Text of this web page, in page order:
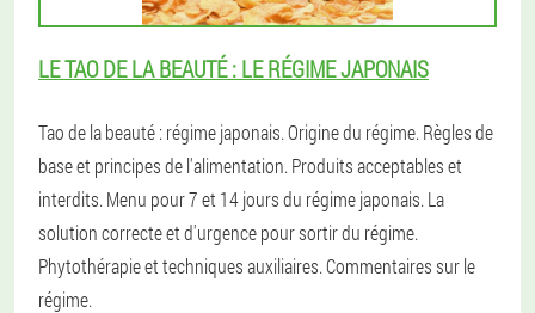
LE TAO DE LA BEAUTÉ : LE RÉGIME JAPONAIS
Tao de la beauté : régime japonais. Origine du régime. Règles de
base et principes de l'alimentation. Produits acceptables et
interdits. Menu pour 7 et 14 jours du régime japonais. La
solution correcte et d'urgence pour sortir du régime.
Phytothérapie et techniques auxiliaires. Commentaires sur le
régime.